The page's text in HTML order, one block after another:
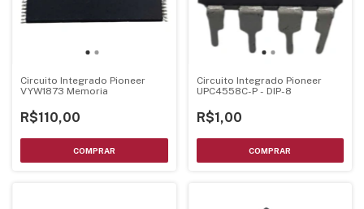
Circuito Integrado Pioneer
VYW1873 Memoria
R$110,00
Circuito Integrado Pioneer
UPC4558C-P - DIP-8
R$1,00